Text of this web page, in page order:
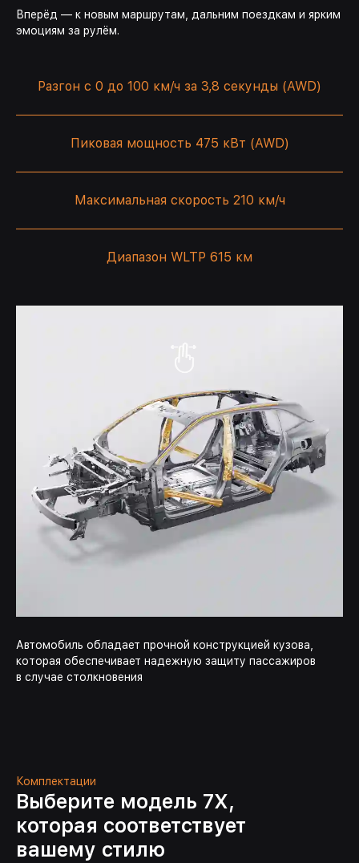
Вперёд — к новым маршрутам, дальним поездкам и ярким
эмоциям за рулём.
Разгон с 0 до 100 км/ч за 3,8 секунды (AWD)
Пиковая мощность 475 кВт (AWD)
Максимальная скорость 210 км/ч
Диапазон WLTP 615 км
Автомобиль обладает прочной конструкцией кузова,
которая обеспечивает надежную защиту пассажиров
в случае столкновения
Комплектации
Выберите модель 7X,
которая соответствует
вашему стилю